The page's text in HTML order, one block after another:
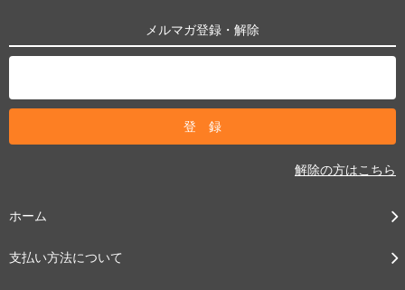
メルマガ登録・解除
解除の方はこちら
ホーム
支払い方法について